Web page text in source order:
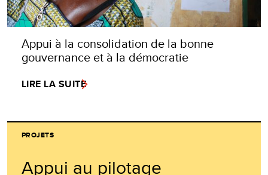
Appui à la consolidation de la bonne
gouvernance et à la démocratie
LIRE LA SUITE
PROJETS
Appui au pilotage